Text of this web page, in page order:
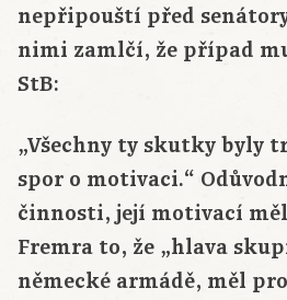
nepřipouští před
nimi zamlčí, že případ
StB:
„Všechny ty skutky byly
spor o motivaci.“
činnosti, její motivací
Fremra to, že „hlava
německé armádě, měl